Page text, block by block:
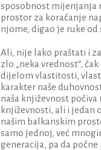
sposobnost mijenjanja
prostor za koračanje
njome, digao je ruke od
Ali, nije lako praštati i
zlo „neka vrednost“,
dijelom vlastitosti,
karakter naše
naša književnost
književnosti, ali i jedan
našim balkanskim
samo jednoj, već
generacija, pa da